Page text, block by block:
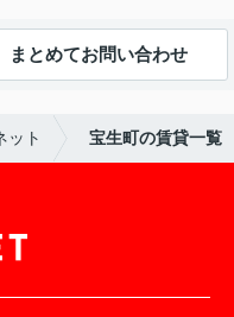
まとめてお問い合わせ
ット 宝生町の賃貸一覧